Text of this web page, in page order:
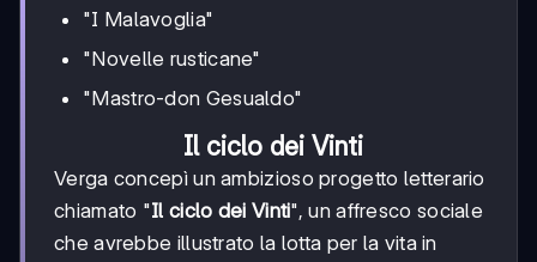
"I Malavoglia"
"Novelle rusticane"
"Mastro-don Gesualdo"
Il ciclo dei Vinti
Verga concepì un ambizioso progetto letterario
chiamato "Il ciclo dei Vinti", un affresco sociale
che avrebbe illustrato la lotta per la vita in